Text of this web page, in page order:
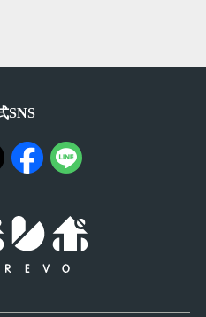
SNS